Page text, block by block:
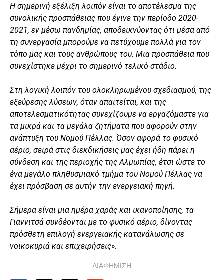
Η σημερινή εξέλιξη λοιπόν είναι το αποτέλεσμα της
συνολικής προσπάθειας που έγινε την περίοδο 2020-
2021, εν μέσω πανδημίας, αποδεικνύοντας ότι μέσα από
τη συνεργασία μπορούμε να πετύχουμε πολλά για τον
τόπο μας και τους ανθρώπους του. Μια προσπάθεια που
συνεχίστηκε μέχρι το σημερινό τελικό στάδιο.
Στη λογική λοιπόν του ολοκληρωμένου σχεδιασμού, της
εξεύρεσης λύσεων, όταν απαιτείται, και της
αποτελεσματικότητας συνεχίζουμε να εργαζόμαστε για
τα μικρά και τα μεγάλα ζητήματα που αφορούν στην
ανάπτυξη του Νομού Πέλλας. Όσον αφορά το φυσικό
αέριο, σειρά στις διεκδικήσεις μας έχει ήδη πάρει η
σύνδεση και της περιοχής της Αλμωπίας, έτσι ώστε το
ένα μεγάλο πληθυσμιακό τμήμα του Νομού Πέλλας να
έχει πρόσβαση σε αυτήν την ενεργειακή πηγή.
Σήμερα είναι μια ημέρα χαράς και ικανοποίησης, τα
Γιαννιτσά συνδέονται με το φυσικό αέριο, δίνοντας
πρόσθετη επιλογή ενεργειακής κατανάλωσης σε
νοικοκυριά και επιχειρήσεις».
ΔΙΑΦΗΜΙΣΗ